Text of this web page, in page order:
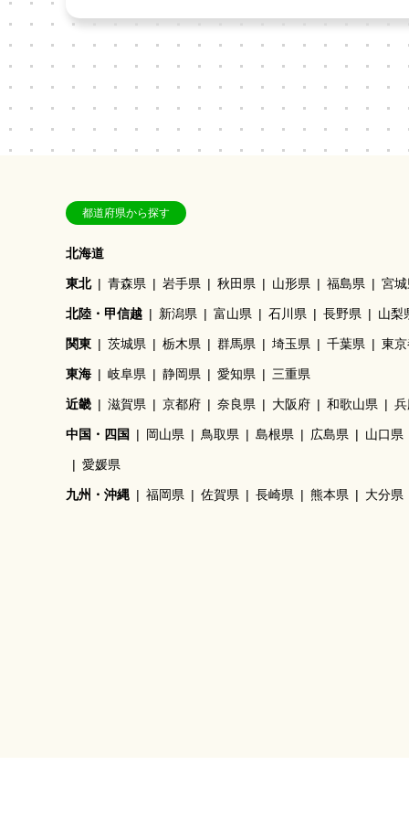
都道府県から探す
北海道
東北 青森県 岩手県 秋田県 山形県 福島県 宮
北陸・甲信越 新潟県 富山県 石川県 長野県 山梨
関東 茨城県 栃木県 群馬県 埼玉県 千葉県 東
東海 岐阜県 静岡県 愛知県 三重県
近畿 滋賀県 京都府 奈良県 大阪府 和歌山県
中国・四国 岡山県 鳥取県 島根県 広島県 山口県
愛媛県
九州・沖縄 福岡県 佐賀県 長崎県 熊本県 大分県